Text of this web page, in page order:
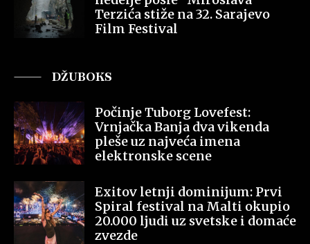
Terzića stiže na 32. Sarajevo
Film Festival
DŽUBOKS
Počinje Tuborg Lovefest:
Vrnjačka Banja dva vikenda
pleše uz najveća imena
elektronske scene
Exitov letnji dominijum: Prvi
Spiral festival na Malti okupio
20.000 ljudi uz svetske i domaće
zvezde